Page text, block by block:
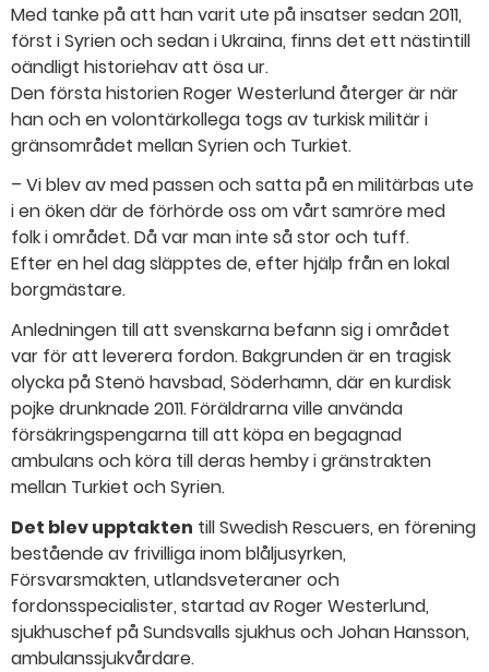
Med tanke på att han varit ute på insatser sedan 2011,
först i Syrien och sedan i Ukraina, finns det ett nästintill
oändligt historiehav att ösa ur.
Den första historien Roger Westerlund återger är när
han och en volontärkollega togs av turkisk militär i
gränsområdet mellan Syrien och Turkiet.
– Vi blev av med passen och satta på en militärbas ute
i en öken där de förhörde oss om vårt samröre med
folk i området. Då var man inte så stor och tuff.
Efter en hel dag släpptes de, efter hjälp från en lokal
borgmästare.
Anledningen till att svenskarna befann sig i området
var för att leverera fordon. Bakgrunden är en tragisk
olycka på Stenö havsbad, Söderhamn, där en kurdisk
pojke drunknade 2011. Föräldrarna ville använda
försäkringspengarna till att köpa en begagnad
ambulans och köra till deras hemby i gränstrakten
mellan Turkiet och Syrien.
Det blev upptakten till Swedish Rescuers, en förening
bestående av frivilliga inom blåljusyrken,
Försvarsmakten, utlandsveteraner och
fordonsspecialister, startad av Roger Westerlund,
sjukhuschef på Sundsvalls sjukhus och Johan Hansson,
ambulanssjukvårdare.